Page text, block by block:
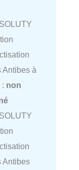
Antibes à
non
Antibes